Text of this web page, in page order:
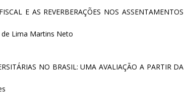
E AS REVERBERAÇÕES NOS ASSENTAMENTOS
Lima Martins Neto
NO BRASIL: UMA AVALIAÇÃO A PARTIR DA